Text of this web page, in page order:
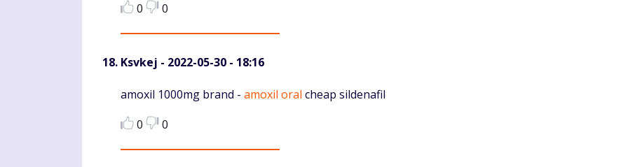
0
0
Ksvkej - 2022-05-30 - 18:16
Komentaras
amoxil 1000mg brand - amoxil oral cheap sildenafil
0
0